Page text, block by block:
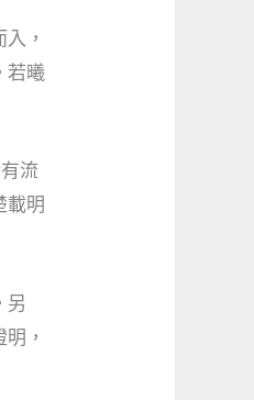
，
若曦
流
載明
另
，